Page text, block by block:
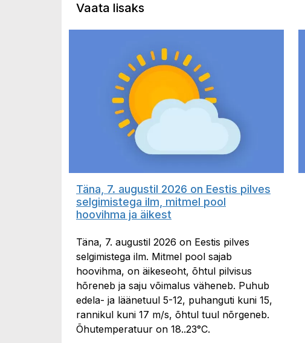
Vaata lisaks
Täna, 7. augustil 2026 on Eestis pilves
selgimistega ilm, mitmel pool
hoovihma ja äikest
Täna, 7. augustil 2026 on Eestis pilves
selgimistega ilm. Mitmel pool sajab
hoovihma, on äikeseoht, õhtul pilvisus
hõreneb ja saju võimalus väheneb. Puhub
edela- ja läänetuul 5-12, puhanguti kuni 15,
rannikul kuni 17 m/s, õhtul tuul nõrgeneb.
Õhutemperatuur on 18..23°C.